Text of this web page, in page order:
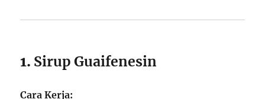
1. Sirup Guaifenesin
Cara Kerja: